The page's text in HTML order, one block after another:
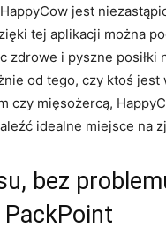
jest
tej aplikacji można
zdrowe i⁤ pyszne posiłki
od tego, czy ⁢ktoś jest⁢
czy⁣ mięsożercą,
idealne miejsce na
bez